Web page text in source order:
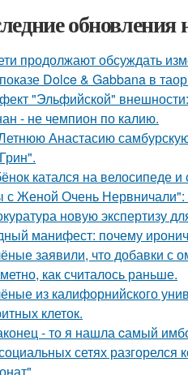
обновления
продолжают обсуждать
Dolce & Gabbana в
"Эльфийской"
- не чемпион по калию.
Анастасию
катался на велосипеде
Женой Очень Нервничали":
новую экспертизу
манифест: почему
заявили, что добавки с
как считалось раньше.
из калифорнийского
клеток.
- то я нашла cамый
сетях разгорелся